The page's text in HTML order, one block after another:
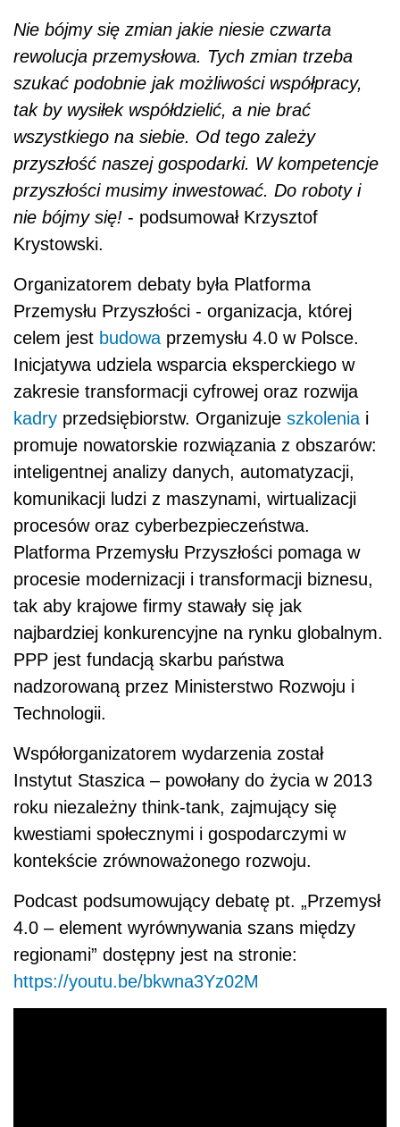
Nie bójmy się zmian jakie niesie czwarta
rewolucja przemysłowa. Tych zmian trzeba
szukać podobnie jak możliwości współpracy,
tak by wysiłek współdzielić, a nie brać
wszystkiego na siebie. Od tego zależy
przyszłość naszej gospodarki. W kompetencje
przyszłości musimy inwestować. Do roboty i
nie bójmy się! - podsumował Krzysztof
Krystowski.
Organizatorem debaty była Platforma
Przemysłu Przyszłości - organizacja, której
celem jest budowa przemysłu 4.0 w Polsce.
Inicjatywa udziela wsparcia eksperckiego w
zakresie transformacji cyfrowej oraz rozwija
kadry przedsiębiorstw. Organizuje szkolenia i
promuje nowatorskie rozwiązania z obszarów:
inteligentnej analizy danych, automatyzacji,
komunikacji ludzi z maszynami, wirtualizacji
procesów oraz cyberbezpieczeństwa.
Platforma Przemysłu Przyszłości pomaga w
procesie modernizacji i transformacji biznesu,
tak aby krajowe firmy stawały się jak
najbardziej konkurencyjne na rynku globalnym.
PPP jest fundacją skarbu państwa
nadzorowaną przez Ministerstwo Rozwoju i
Technologii.
Współorganizatorem wydarzenia został
Instytut Staszica – powołany do życia w 2013
roku niezależny think-tank, zajmujący się
kwestiami społecznymi i gospodarczymi w
kontekście zrównoważonego rozwoju.
Podcast podsumowujący debatę pt. „Przemysł
4.0 – element wyrównywania szans między
regionami” dostępny jest na stronie:
https://youtu.be/bkwna3Yz02M